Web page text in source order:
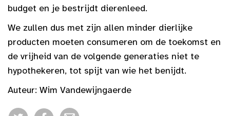
budget en je bestrijdt dierenleed.
We zullen dus met zijn allen minder dierlijke
producten moeten consumeren om de toekomst en
de vrijheid van de volgende generaties niet te
hypothekeren, tot spijt van wie het benijdt.
Auteur: Wim Vandewijngaerde